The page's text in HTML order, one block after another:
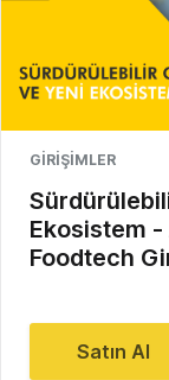
GIRIŞIMLER
Ekosistem
Foodtech
Satın Al